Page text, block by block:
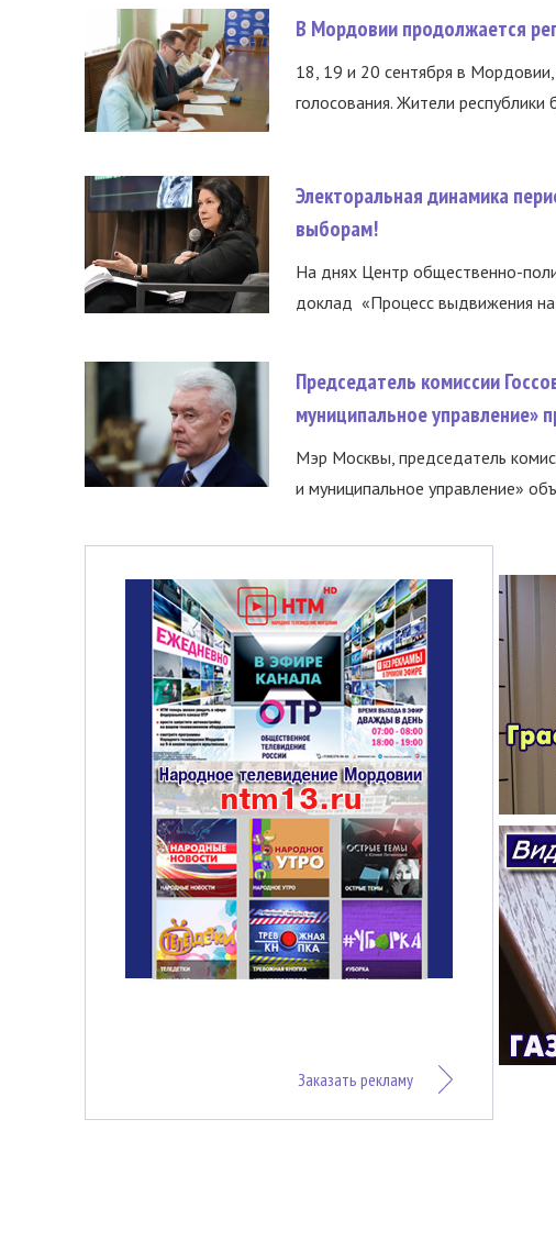
В Мордовии продолжается
18, 19 и 20 сентября в
голосования. Жители
Электоральная динамика
выборам!
На днях Центр общественно-
доклад «Процесс выдвижения
Председатель комиссии
муниципальное управление»
Мэр Москвы, председатель
и муниципальное управление»
Заказать рекламу